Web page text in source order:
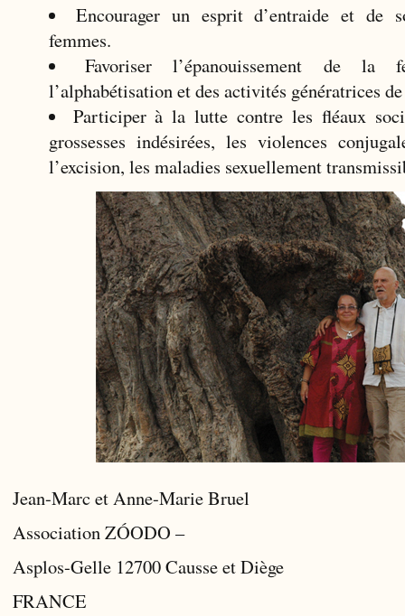
Encourager un esprit d’entraide et de
femmes.
Favoriser l’épanouissement de la
l’alphabétisation et des activités génératrices
Participer à la lutte contre les fléaux
grossesses indésirées, les violences
l’excision, les maladies sexuellement
Jean-Marc et Anne-Marie Bruel
Association ZÓODO –
Asplos-Gelle 12700 Causse et Diège
FRANCE